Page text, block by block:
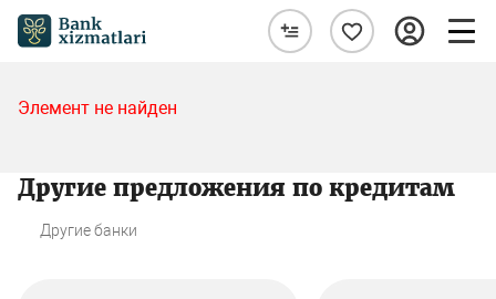
Элемент не найден
Другие предложения по кредитам
Другие банки